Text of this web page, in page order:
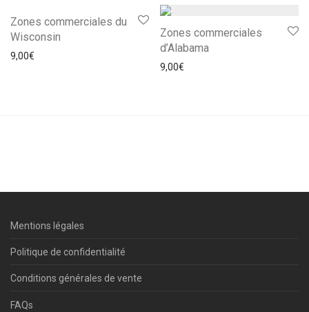
Zones commerciales du
Wisconsin
9,00€
Zones commerciales
d’Alabama
9,00€
Mentions légales
Politique de confidentialité
Conditions générales de vente
FAQs